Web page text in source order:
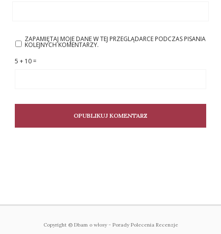
ZAPAMIĘTAJ MOJE DANE W TEJ PRZEGLĄDARCE PODCZAS PISANIA
KOLEJNYCH KOMENTARZY.
5 + 10 =
Copyright © Dbam o włosy - Porady Polecenia Recenzje